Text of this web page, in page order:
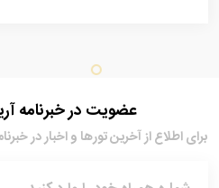
عضویت در خبرنامه
برای اطلاع از آخرین تور‌ها و اخبار در